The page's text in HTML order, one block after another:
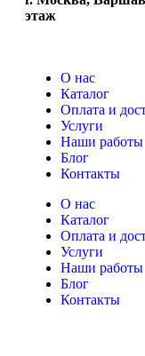
этаж
О нас
Каталог
Оплата и
Услуги
Наши работы
Блог
Контакты
О нас
Каталог
Оплата и
Услуги
Наши работы
Блог
Контакты